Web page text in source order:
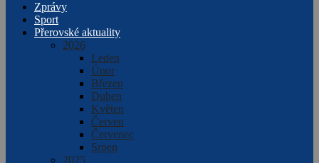
Zprávy
Sport
Přerovské aktuality
2026
Leden
Únor
Březen
Duben
Květen
Červen
Červenec
Srpen
2025